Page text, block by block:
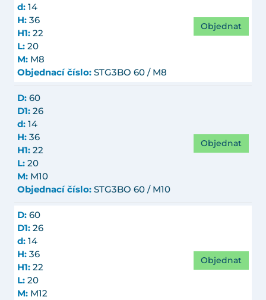
d: 14
H: 36
H1: 22
L: 20
M: M8
Objednací číslo: STG3BO 60 / M8
Objednat
D: 60
D1: 26
d: 14
H: 36
H1: 22
L: 20
M: M10
Objednací číslo: STG3BO 60 / M10
Objednat
D: 60
D1: 26
d: 14
H: 36
H1: 22
L: 20
M: M12
Objednat